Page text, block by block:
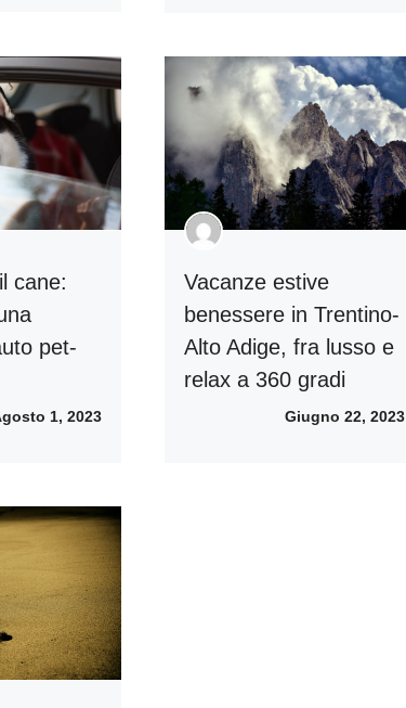
cane:
pet-
1, 2023
Vacanze estive
benessere in Trentino-
Alto Adige, fra lusso e
relax a 360 gradi
Giugno 22, 2023